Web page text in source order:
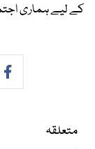
کے لیے ہماری
متعلقہ